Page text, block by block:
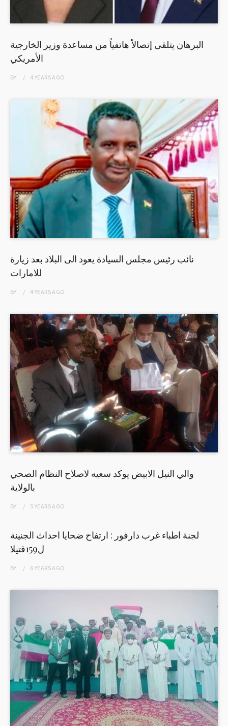
البرهان يتلقى إتصالاً هاتفياً من مساعدة وزير الخارجية
الأمريكي
BY 4 YEARSAGO
نائب رئيس مجلس السيادة يعود الى البلاد بعد زيارة
للامارات
BY 4 YEARSAGO
والي النيل الابيض يوكد سعيه لاصلاح النظام الصحي
بالولاية
BY 5 YEARSAGO
لجنة اطباء غرب دارفور : ارتفاح ضحايا احداث الجنينة
ل159قتيلا
BY 6 YEARSAGO